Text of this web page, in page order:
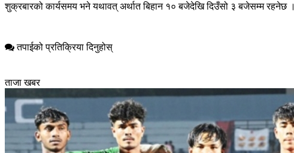
शुक्रबारको कार्यसमय भने यथावत् अर्थात बिहान १० बजेदेखि दिउँसो ३ बजेसम्म रहनेछ ।
तपाईको प्रतिक्रिया दिनुहोस्
ताजा खबर